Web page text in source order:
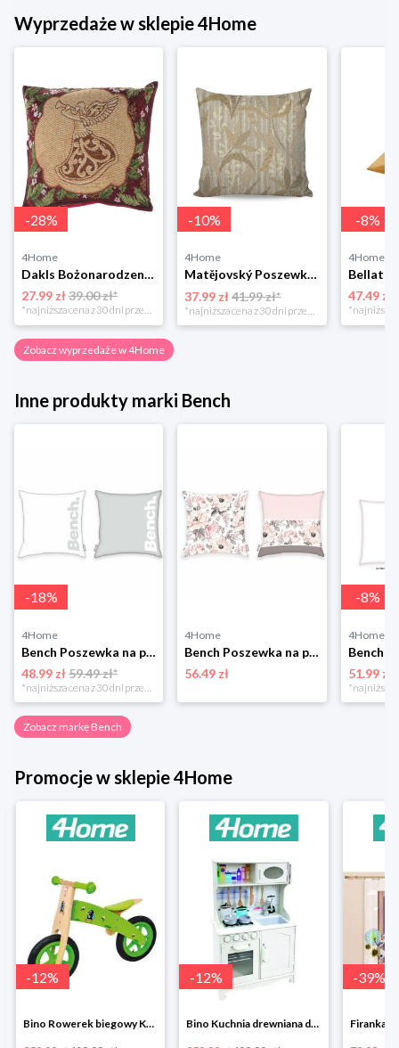
Wyprzedaże w sklepie 4Home
-28%
4Home
Dakls Bożonarodzeniowa poszewka na poduszkę Angel red, 40 x 40 cm 4-Home
27.99 zł39.00 zł*
*najniższa cena z 30 dni przed obniżką
-10%
4Home
Matějovský Poszewka na poduszkę Solei, 40 x 40 cm
37.99 zł 41.99 zł*
*najniższa cena z 30 dni przed obniżką
-8%
4Home
47.49 zł
Zobacz wyprzedaże w 4Home
Inne produkty marki Bench
-18%
4Home
Bench Poszewka na poduszkę szaro-biały, 50 x 50 cm
48.99 zł59.49 zł*
4Home
Bench Poszewka na poduszkę Flowers, 50 x 50 cm
56.49 zł
-8%
4Home
51.99 zł
Zobacz markę Bench
Promocje w sklepie 4Home
-12%
Bino Rowerek biegowy Krecik
-12%
Bino Kuchnia drewniana dla dzieci Provence
-39%